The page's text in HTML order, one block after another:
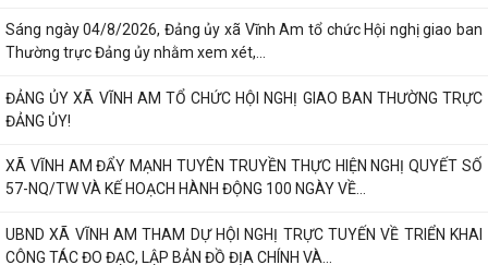
TIN MỚI
UBND XÃ VĨNH AM THAM DỰ HỘI NGHỊ TRỰC TUYẾN VỀ TRIỂN KHAI
CÔNG TÁC ĐO ĐẠC, LẬP BẢN ĐỒ ĐỊA CHÍNH VÀ...
ĐẢNG ỦY XÃ VĨNH AM TỔ CHỨC LỄ CHÀO CỜ THÁNG 8 VÀ SINH HOẠT
CHUYÊN ĐỀ "CHI BỘ 35"
ĐẢNG ỦY UBND XÃ VĨNH AM TỔ CHỨC LỄ CHÀO CỜ, SINH HOẠT DƯỚI
CỜ THÁNG 8 NĂM 2026.
QUYẾT ĐỊNH Về việc công bố thủ tục hành chính nội bộ được sửa đổi,
bổ sung thuộc phạm vi, chức...